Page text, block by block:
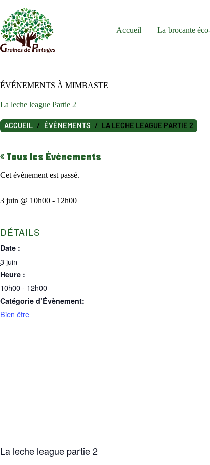
contenu
Accueil
La brocante
ÉVÉNEMENTS À MIMBASTE
La leche league Partie 2
ACCUEIL ÉVÈNEMENTS LA LECHE LEAGUE PARTIE 2
« Tous les Évènements
Cet évènement est passé.
3 juin @ 10h00 - 12h00
La leche league partie 2
DÉTAILS
Date :
3 juin
Heure :
10h00 - 12h00
Catégorie d’Évènement:
Bien être